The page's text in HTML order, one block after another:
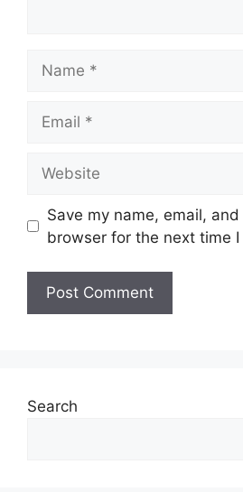
Save my name, email,
browser for the next time I
Search